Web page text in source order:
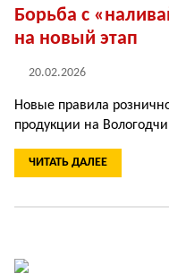
Борьба с
на новый этап
20.02.2026
Новые правила
продукции на
ЧИТАТЬ ДАЛЕЕ